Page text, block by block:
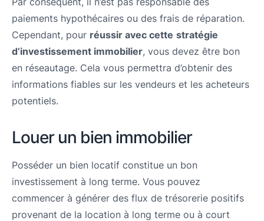
paiements hypothécaires ou des frais de réparation.
Cependant, pour réussir avec cette stratégie
d’investissement immobilier, vous devez être bon
en réseautage. Cela vous permettra d’obtenir des
informations fiables sur les vendeurs et les acheteurs
potentiels.
Louer un bien immobilier
Posséder un bien locatif constitue un bon
investissement à long terme. Vous pouvez
commencer à générer des flux de trésorerie positifs
provenant de la location à long terme ou à court